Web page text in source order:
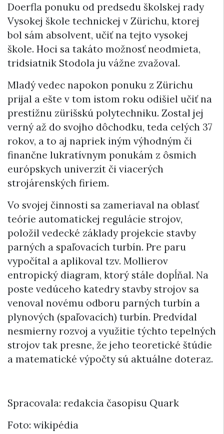
Doerfla ponuku od predsedu školskej rady
Vysokej škole technickej v Zürichu, ktorej
bol sám absolvent, učiť na tejto vysokej
škole. Hoci sa takáto možnosť neodmieta,
tridsiatnik Stodola ju vážne zvažoval.
Mladý vedec napokon ponuku z Zürichu
prijal a ešte v tom istom roku odišiel učiť na
prestížnu zürišskú polytechniku. Zostal jej
verný až do svojho dôchodku, teda celých 37
rokov, a to aj napriek iným výhodným či
finančne lukratívnym ponukám z ôsmich
európskych univerzít či viacerých
strojárenských firiem.
Vo svojej činnosti sa zameriaval na oblasť
teórie automatickej regulácie strojov,
položil vedecké základy projekcie stavby
parných a spaľovacích turbín. Pre paru
vypočítal a aplikoval tzv. Mollierov
entropický diagram, ktorý stále dopĺňal. Na
poste vedúceho katedry stavby strojov sa
venoval novému odboru parných turbín a
plynových (spaľovacích) turbín. Predvídal
nesmierny rozvoj a využitie týchto tepelných
strojov tak presne, že jeho teoretické štúdie
a matematické výpočty sú aktuálne doteraz.
Spracovala: redakcia časopisu Quark
Foto: wikipédia